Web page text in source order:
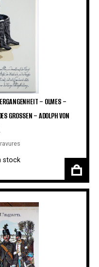
– OLMES –
GROSSEN – ADOLPH VON
stock